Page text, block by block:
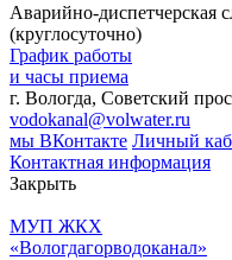
Аварийно-диспетчерская
(круглосуточно)
График работы
и часы приема
г. Вологда, Советский
vodokanal@volwater.ru
мы ВКонтакте Личный
Контактная информация
Закрыть
МУП ЖКХ
«Вологдагорводоканал»